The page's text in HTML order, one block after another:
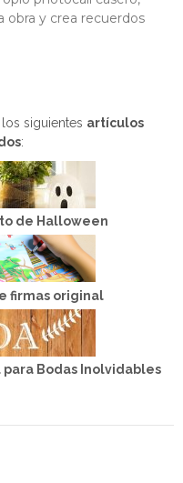
obra y crea recuerdos
siguientes artículos
:
de Halloween
firmas original
Bodas Inolvidables